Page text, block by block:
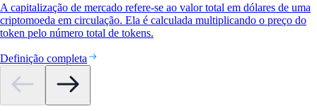
A capitalização de mercado refere-se ao valor total em dólares de uma
criptomoeda em circulação. Ela é calculada multiplicando o preço do
token pelo número total de tokens.
Definição completa